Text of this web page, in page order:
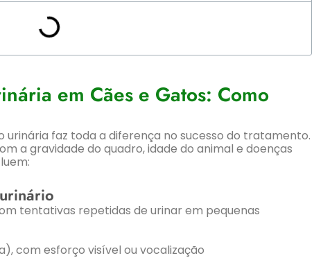
em Cães e Gatos: Como
urinária faz toda a diferença no sucesso do tratamento.
a gravidade do quadro, idade do animal e doenças
tentativas repetidas de urinar em pequenas
com esforço visível ou vocalização